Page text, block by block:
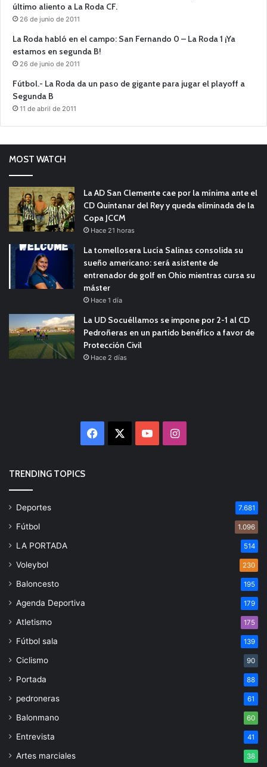
último aliento a La Roda CF.
26 de junio de 2011
La Roda habló en el campo: San Fernando 0 – La Roda 1 ¡Ya
estamos en segunda B!
26 de junio de 2011
Fútbol.- La Roda da un paso de gigante para jugar el playoff a
Segunda B
11 de abril de 2011
MOST WATCH
La AD San Clemente cae por la mínima ante el
CD Quintanar del Rey y queda eliminada de la
Copa JCCM
Hace 21 horas
La tomellosera Lucía Salinas consolida su
sueño americano: será asistente de
entrenador de golf en Ohio mientras cursa su
máster
Hace 1 día
La UD Socuéllamos se impone por 2-1 al CD
Pedroñeras en un partido benéfico a favor de
Protección Civil
Hace 2 días
Facebook YouTubeInstagram
TRENDING TOPICS
Deportes 7.681
Fútbol 1.096
LA PORTADA 514
Voleybol 230
Baloncesto 195
Agenda Deportiva 179
Atletismo 175
Fútbol sala 139
Ciclismo 90
Portada 88
pedroneras 61
Balonmano 60
Entrevista 41
Artes marciales 38